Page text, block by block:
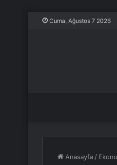
Cuma, Ağustos 7 2026
Anasayfa /